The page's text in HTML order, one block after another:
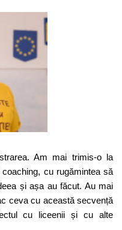
Am mai trimis-o la
cu rugămintea să
și așa au făcut. Au mai
ceva cu această secvență
cu liceenii și cu alte